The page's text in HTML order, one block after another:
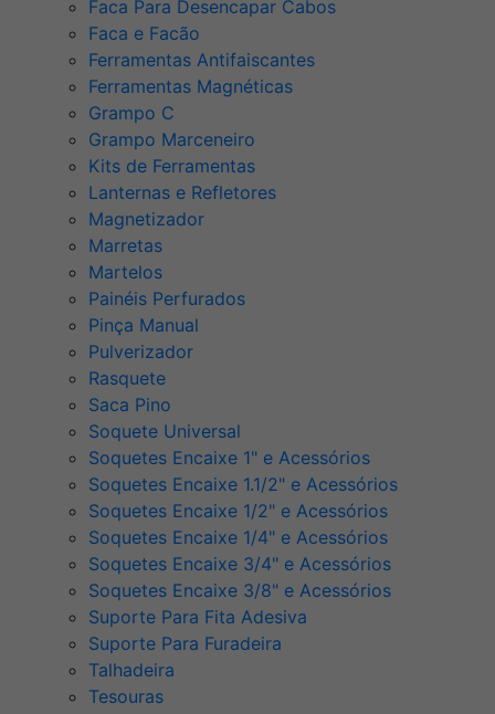
Faca Para Desencapar Cabos
Faca e Facão
Ferramentas Antifaiscantes
Ferramentas Magnéticas
Grampo C
Grampo Marceneiro
Kits de Ferramentas
Lanternas e Refletores
Magnetizador
Marretas
Martelos
Painéis Perfurados
Pinça Manual
Pulverizador
Rasquete
Saca Pino
Soquete Universal
Soquetes Encaixe 1" e Acessórios
Soquetes Encaixe 1.1/2" e Acessórios
Soquetes Encaixe 1/2" e Acessórios
Soquetes Encaixe 1/4" e Acessórios
Soquetes Encaixe 3/4" e Acessórios
Soquetes Encaixe 3/8" e Acessórios
Suporte Para Fita Adesiva
Suporte Para Furadeira
Talhadeira
Tesouras